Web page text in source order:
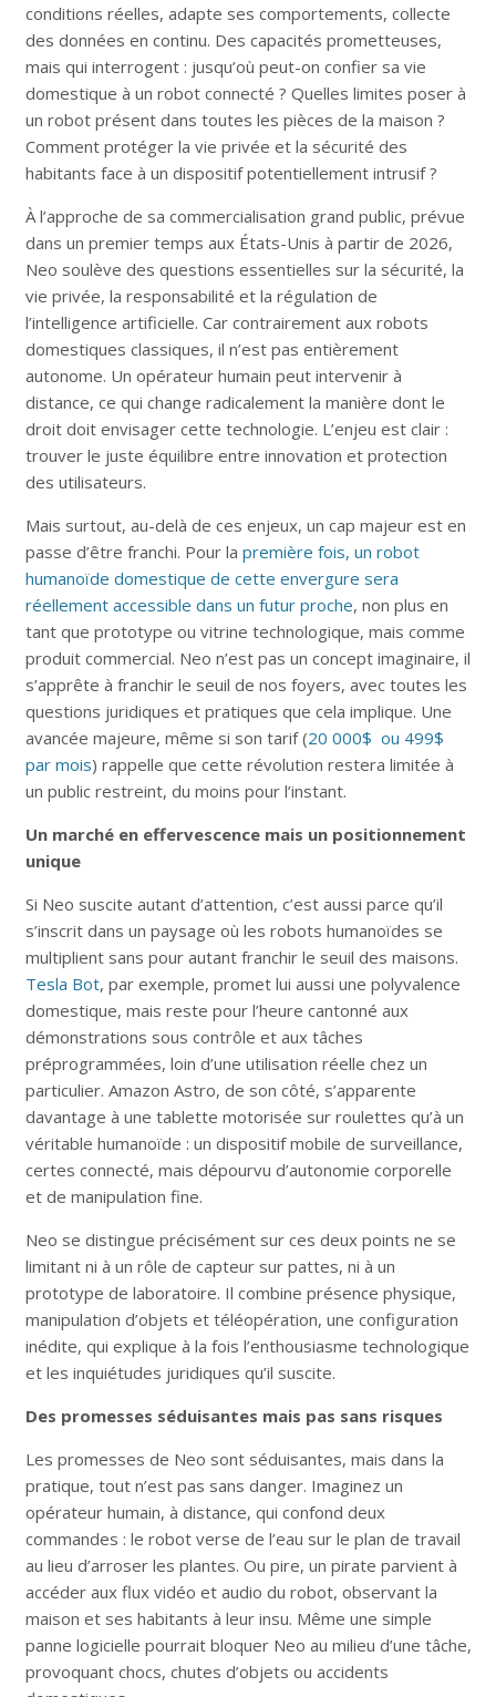
conditions réelles, adapte ses comportements, collecte
des données en continu. Des capacités prometteuses,
mais qui interrogent : jusqu’où peut-on confier sa vie
domestique à un robot connecté ? Quelles limites poser à
un robot présent dans toutes les pièces de la maison ?
Comment protéger la vie privée et la sécurité des
habitants face à un dispositif potentiellement intrusif ?
À l’approche de sa commercialisation grand public, prévue
dans un premier temps aux États-Unis à partir de 2026,
Neo soulève des questions essentielles sur la sécurité, la
vie privée, la responsabilité et la régulation de
l’intelligence artificielle. Car contrairement aux robots
domestiques classiques, il n’est pas entièrement
autonome. Un opérateur humain peut intervenir à
distance, ce qui change radicalement la manière dont le
droit doit envisager cette technologie. L’enjeu est clair :
trouver le juste équilibre entre innovation et protection
des utilisateurs.
Mais surtout, au-delà de ces enjeux, un cap majeur est en
passe d’être franchi. Pour la première fois, un robot
humanoïde domestique de cette envergure sera
réellement accessible dans un futur proche, non plus en
tant que prototype ou vitrine technologique, mais comme
produit commercial. Neo n’est pas un concept imaginaire, il
s’apprête à franchir le seuil de nos foyers, avec toutes les
questions juridiques et pratiques que cela implique. Une
avancée majeure, même si son tarif (20 000$ ou 499$
par mois) rappelle que cette révolution restera limitée à
un public restreint, du moins pour l’instant.
Un marché en effervescence mais un positionnement
unique
Si Neo suscite autant d’attention, c’est aussi parce qu’il
s’inscrit dans un paysage où les robots humanoïdes se
multiplient sans pour autant franchir le seuil des maisons.
Tesla Bot, par exemple, promet lui aussi une polyvalence
domestique, mais reste pour l’heure cantonné aux
démonstrations sous contrôle et aux tâches
préprogrammées, loin d’une utilisation réelle chez un
particulier. Amazon Astro, de son côté, s’apparente
davantage à une tablette motorisée sur roulettes qu’à un
véritable humanoïde : un dispositif mobile de surveillance,
certes connecté, mais dépourvu d’autonomie corporelle
et de manipulation fine.
Neo se distingue précisément sur ces deux points ne se
limitant ni à un rôle de capteur sur pattes, ni à un
prototype de laboratoire. Il combine présence physique,
manipulation d’objets et téléopération, une configuration
inédite, qui explique à la fois l’enthousiasme technologique
et les inquiétudes juridiques qu’il suscite.
Des promesses séduisantes mais pas sans risques
Les promesses de Neo sont séduisantes, mais dans la
pratique, tout n’est pas sans danger. Imaginez un
opérateur humain, à distance, qui confond deux
commandes : le robot verse de l’eau sur le plan de travail
au lieu d’arroser les plantes. Ou pire, un pirate parvient à
accéder aux flux vidéo et audio du robot, observant la
maison et ses habitants à leur insu. Même une simple
panne logicielle pourrait bloquer Neo au milieu d’une tâche,
provoquant chocs, chutes d’objets ou accidents